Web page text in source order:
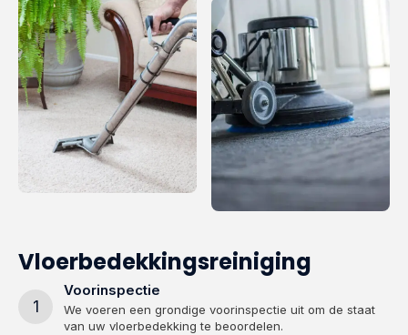
Vloerbedekkingsreiniging
1
Voorinspectie
We voeren een grondige voorinspectie uit om de staat
van uw vloerbedekking te beoordelen.